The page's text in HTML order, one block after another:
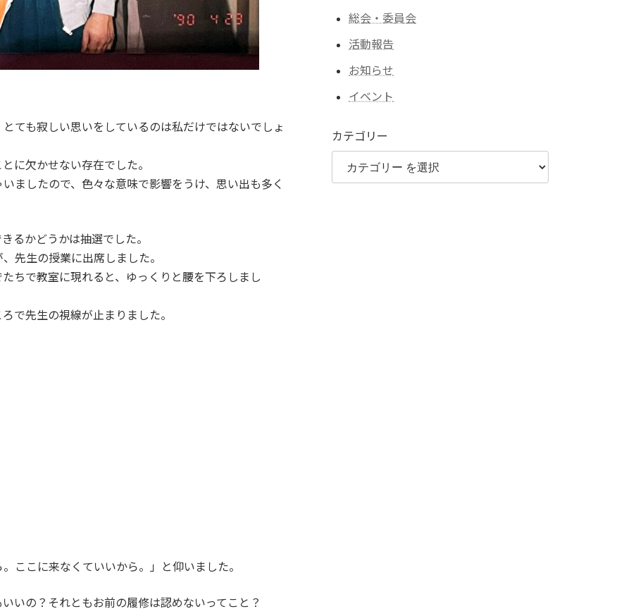
ても寂しい思いをしているのは私だけではないでしょ
に欠かせない存在でした。
ましたので、色々な意味で影響をうけ、思い出も多く
るかどうかは抽選でした。
先生の授業に出席しました。
ちで教室に現れると、ゆっくりと腰を下ろしまし
ころで先生の視線が止まりました。
ここに来なくていいから。」と仰いました。
いの？それともお前の履修は認めないってこと？
総会・委員会
活動報告
お知らせ
イベント
カテゴリー